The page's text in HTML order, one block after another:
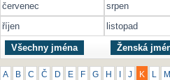
červenec
srpen
říjen
listopad
Všechny jména Ženská
A B C Č D E F G H J K M